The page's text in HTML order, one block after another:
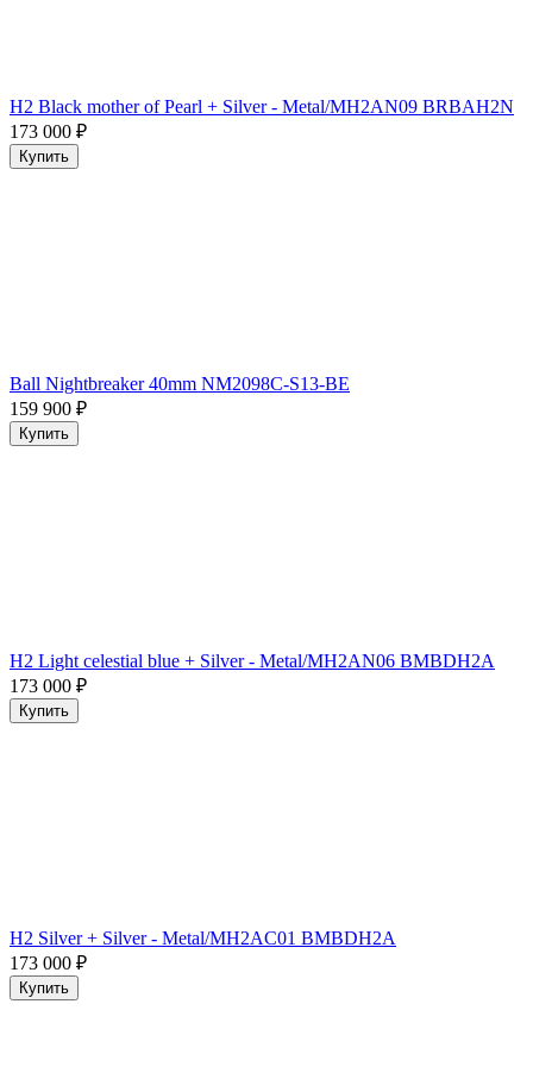
H2 Black mother of Pearl + Silver - Metal/MH2AN09 BRBAH2N
173 000 ₽
Купить
Ball Nightbreaker 40mm NM2098C-S13-BE
159 900 ₽
Купить
H2 Light celestial blue + Silver - Metal/MH2AN06 BMBDH2A
173 000 ₽
Купить
H2 Silver + Silver - Metal/MH2AC01 BMBDH2A
173 000 ₽
Купить